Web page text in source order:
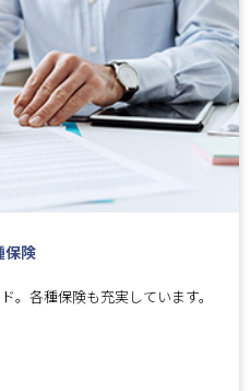
保険
。各種保険も充実しています。